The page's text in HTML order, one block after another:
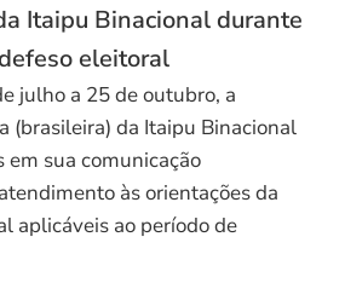
Itaipu Binacional durante
eleitoral
julho a 25 de outubro, a
(brasileira) da Itaipu Binacional
em sua comunicação
às orientações da
aplicáveis ao período de